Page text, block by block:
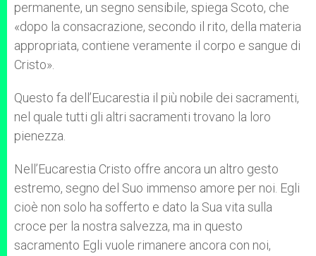
permanente, un segno sensibile, spiega Scoto, che
«dopo la consacrazione, secondo il rito, della materia
appropriata, contiene veramente il corpo e sangue di
Cristo».
Questo fa dell’Eucarestia il più nobile dei sacramenti,
nel quale tutti gli altri sacramenti trovano la loro
pienezza.
Nell’Eucarestia Cristo offre ancora un altro gesto
estremo, segno del Suo immenso amore per noi. Egli
cioè non solo ha sofferto e dato la Sua vita sulla
croce per la nostra salvezza, ma in questo
sacramento Egli vuole rimanere ancora con noi,